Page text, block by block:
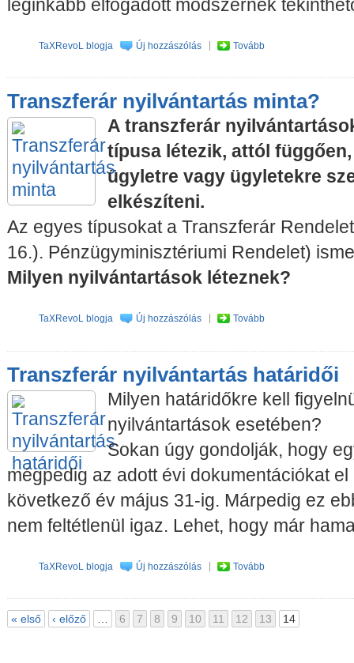
leginkább elfogadott módszernek
TaXRevoL blogja Új hozzászólás Tovább
Transzferár nyilvántartás minta?
A transzferár
típusa létezik, attól
ügyletre vagy ügyletekre
elkészíteni.
Az egyes típusokat a Transzferár
16.). Pénzügyminisztériumi Rendelet)
Milyen nyilvántartások léteznek?
TaXRevoL blogja Új hozzászólás Tovább
Transzferár nyilvántartás határidői
Milyen határidőkre kell
nyilvántartások esetében?
Sokan úgy gondolják, hogy
mégpedig az adott évi dokumentációkat
következő év május 31-ig. Márpedig ez
nem feltétlenül igaz. Lehet, hogy már
TaXRevoL blogja Új hozzászólás Tovább
« első ‹ előző 6 7 8 9 10 11 12 13 14